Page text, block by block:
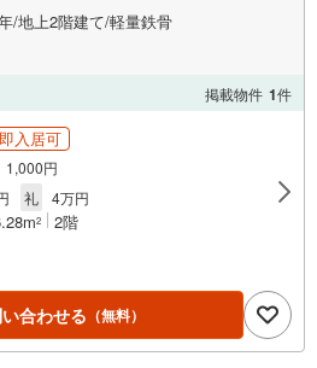
/地上2階建て/軽量鉄骨
掲載物件 1件
即入居可
1,000円
礼 4万円
2 2階
合わせる （無料）